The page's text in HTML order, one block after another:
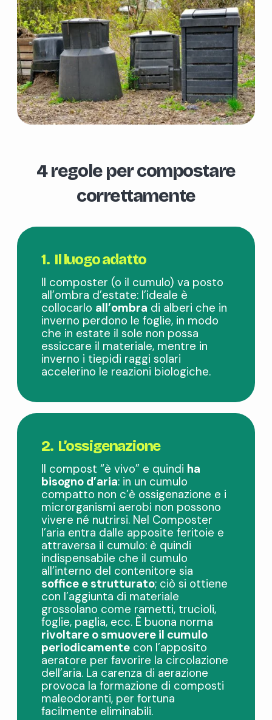
4 regole per compostare
correttamente
1. Il luogo adatto
Il composter (o il cumulo) va posto
all’ombra d’estate: l’ideale è
collocarlo all’ombra di alberi che in
inverno perdono le foglie, in modo
che in estate il sole non possa
essiccare il materiale, mentre in
inverno i tiepidi raggi solari
accelerino le reazioni biologiche.
2. L’ossigenazione
Il compost “è vivo” e quindi ha
bisogno d’aria: in un cumulo
compatto non c’è ossigenazione e i
microrganismi aerobi non possono
vivere né nutrirsi. Nel Composter
l’aria entra dalle apposite feritoie e
attraversa il cumulo: è quindi
indispensabile che il cumulo
all’interno del contenitore sia
soffice e strutturato; ciò si ottiene
con l’aggiunta di materiale
grossolano come rametti, trucioli,
foglie, paglia, ecc. È buona norma
rivoltare o smuovere il cumulo
periodicamente con l’apposito
aeratore per favorire la circolazione
dell’aria. La carenza di aerazione
provoca la formazione di composti
maleodoranti, per fortuna
facilmente eliminabili.